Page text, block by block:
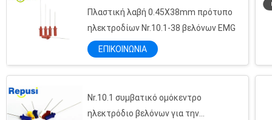
Πλαστική λαβή 0.45X38mm πρότυπο
ηλεκτροδίων Nr.10.1-38 βελόνων EMG
ΕΠΙΚΟΙΝΩΝΙΑ
Nr.10.1 συμβατικό ομόκεντρο
ηλεκτρόδιο βελόνων για την